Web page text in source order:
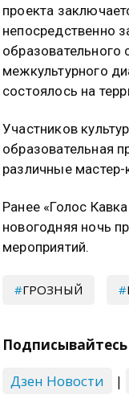
проекта
непосредственно
образовательного
межкультурного
состоялось на
Участников
образовательная
различные
Ранее «Голос
новогодняя ночь
мероприятий.
ГРОЗНЫЙ
Подписывайтесь
Дзен Новости
|